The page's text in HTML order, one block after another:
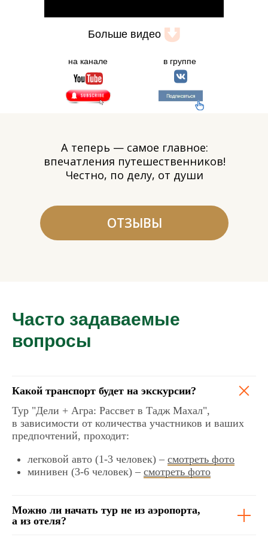
Больше видео
на канале в группе
Часто задаваемые
вопросы
Какой транспорт будет на экскурсии?
Тур "Дели + Агра: Рассвет в Тадж Махал",
в зависимости от количества участников и ваших
предпочтений, проходит:
легковой авто (1-3 человек) – смотреть фото
минивен (3-6 человек) – смотреть фото
Можно ли начать тур не из аэропорта,
а из отеля?